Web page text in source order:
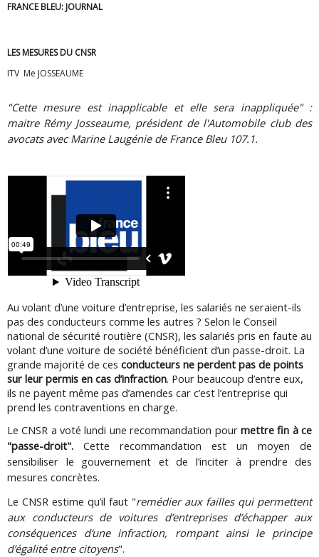
FRANCE BLEU: JOURNAL
LES MESURES DU CNSR
ITV Me JOSSEAUME
"Cette mesure est inapplicable et elle sera inappliquée" :
maitre Rémy Josseaume, président de l'Automobile club des
avocats avec Marine Laugénie de France Bleu 107.1.
Au volant d’une voiture d’entreprise, les salariés ne seraient-ils
pas des conducteurs comme les autres ? Selon le Conseil
national de sécurité routière (CNSR), les salariés pris en faute au
volant d’une voiture de société bénéficient d’un passe-droit. La
grande majorité de ces conducteurs ne perdent pas de points
sur leur permis en cas d’infraction. Pour beaucoup d’entre eux,
ils ne payent même pas d’amendes car c’est l’entreprise qui
prend les contraventions en charge.
Le CNSR a voté lundi une recommandation pour mettre fin à ce
"passe-droit". Cette recommandation est un moyen de
sensibiliser le gouvernement et de l’inciter à prendre des
mesures concrètes.
Le CNSR estime qu’il faut "remédier aux failles qui permettent
aux conducteurs de voitures d’entreprises d’échapper aux
conséquences d’une infraction, rompant ainsi le principe
d’égalité entre citoyens".